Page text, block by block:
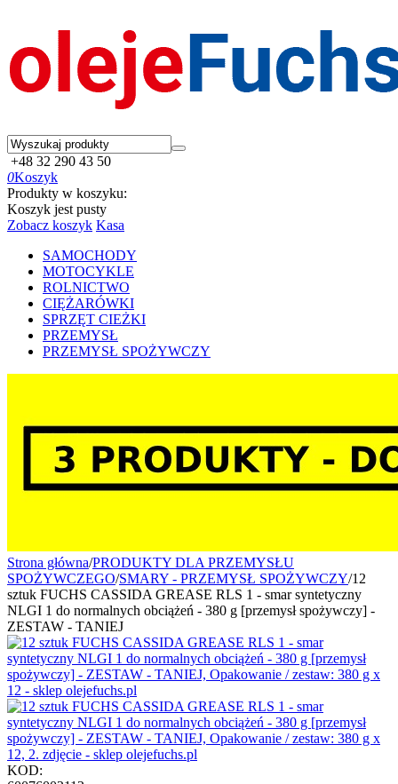
+48 32 290 43 50
0Koszyk
Produkty w koszyku:
Koszyk jest pusty
Zobacz koszyk Kasa
SAMOCHODY
MOTOCYKLE
ROLNICTWO
CIĘŻARÓWKI
SPRZĘT CIEŻKI
PRZEMYSŁ
PRZEMYSŁ SPOŻYWCZY
Strona główna/PRODUKTY DLA PRZEMYSŁU
SPOŻYWCZEGO/SMARY - PRZEMYSŁ SPOŻYWCZY/12
sztuk FUCHS CASSIDA GREASE RLS 1 - smar syntetyczny
NLGI 1 do normalnych obciążeń - 380 g [przemysł spożywczy] -
ZESTAW - TANIEJ
KOD: